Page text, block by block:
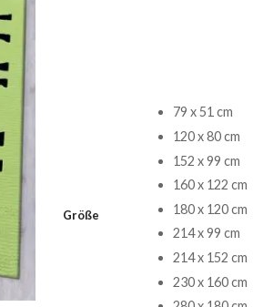
Größe
79 x 51 cm
120 x 80 cm
152 x 99 cm
160 x 122 cm
180 x 120 cm
214 x 99 cm
214 x 152 cm
230 x 160 cm